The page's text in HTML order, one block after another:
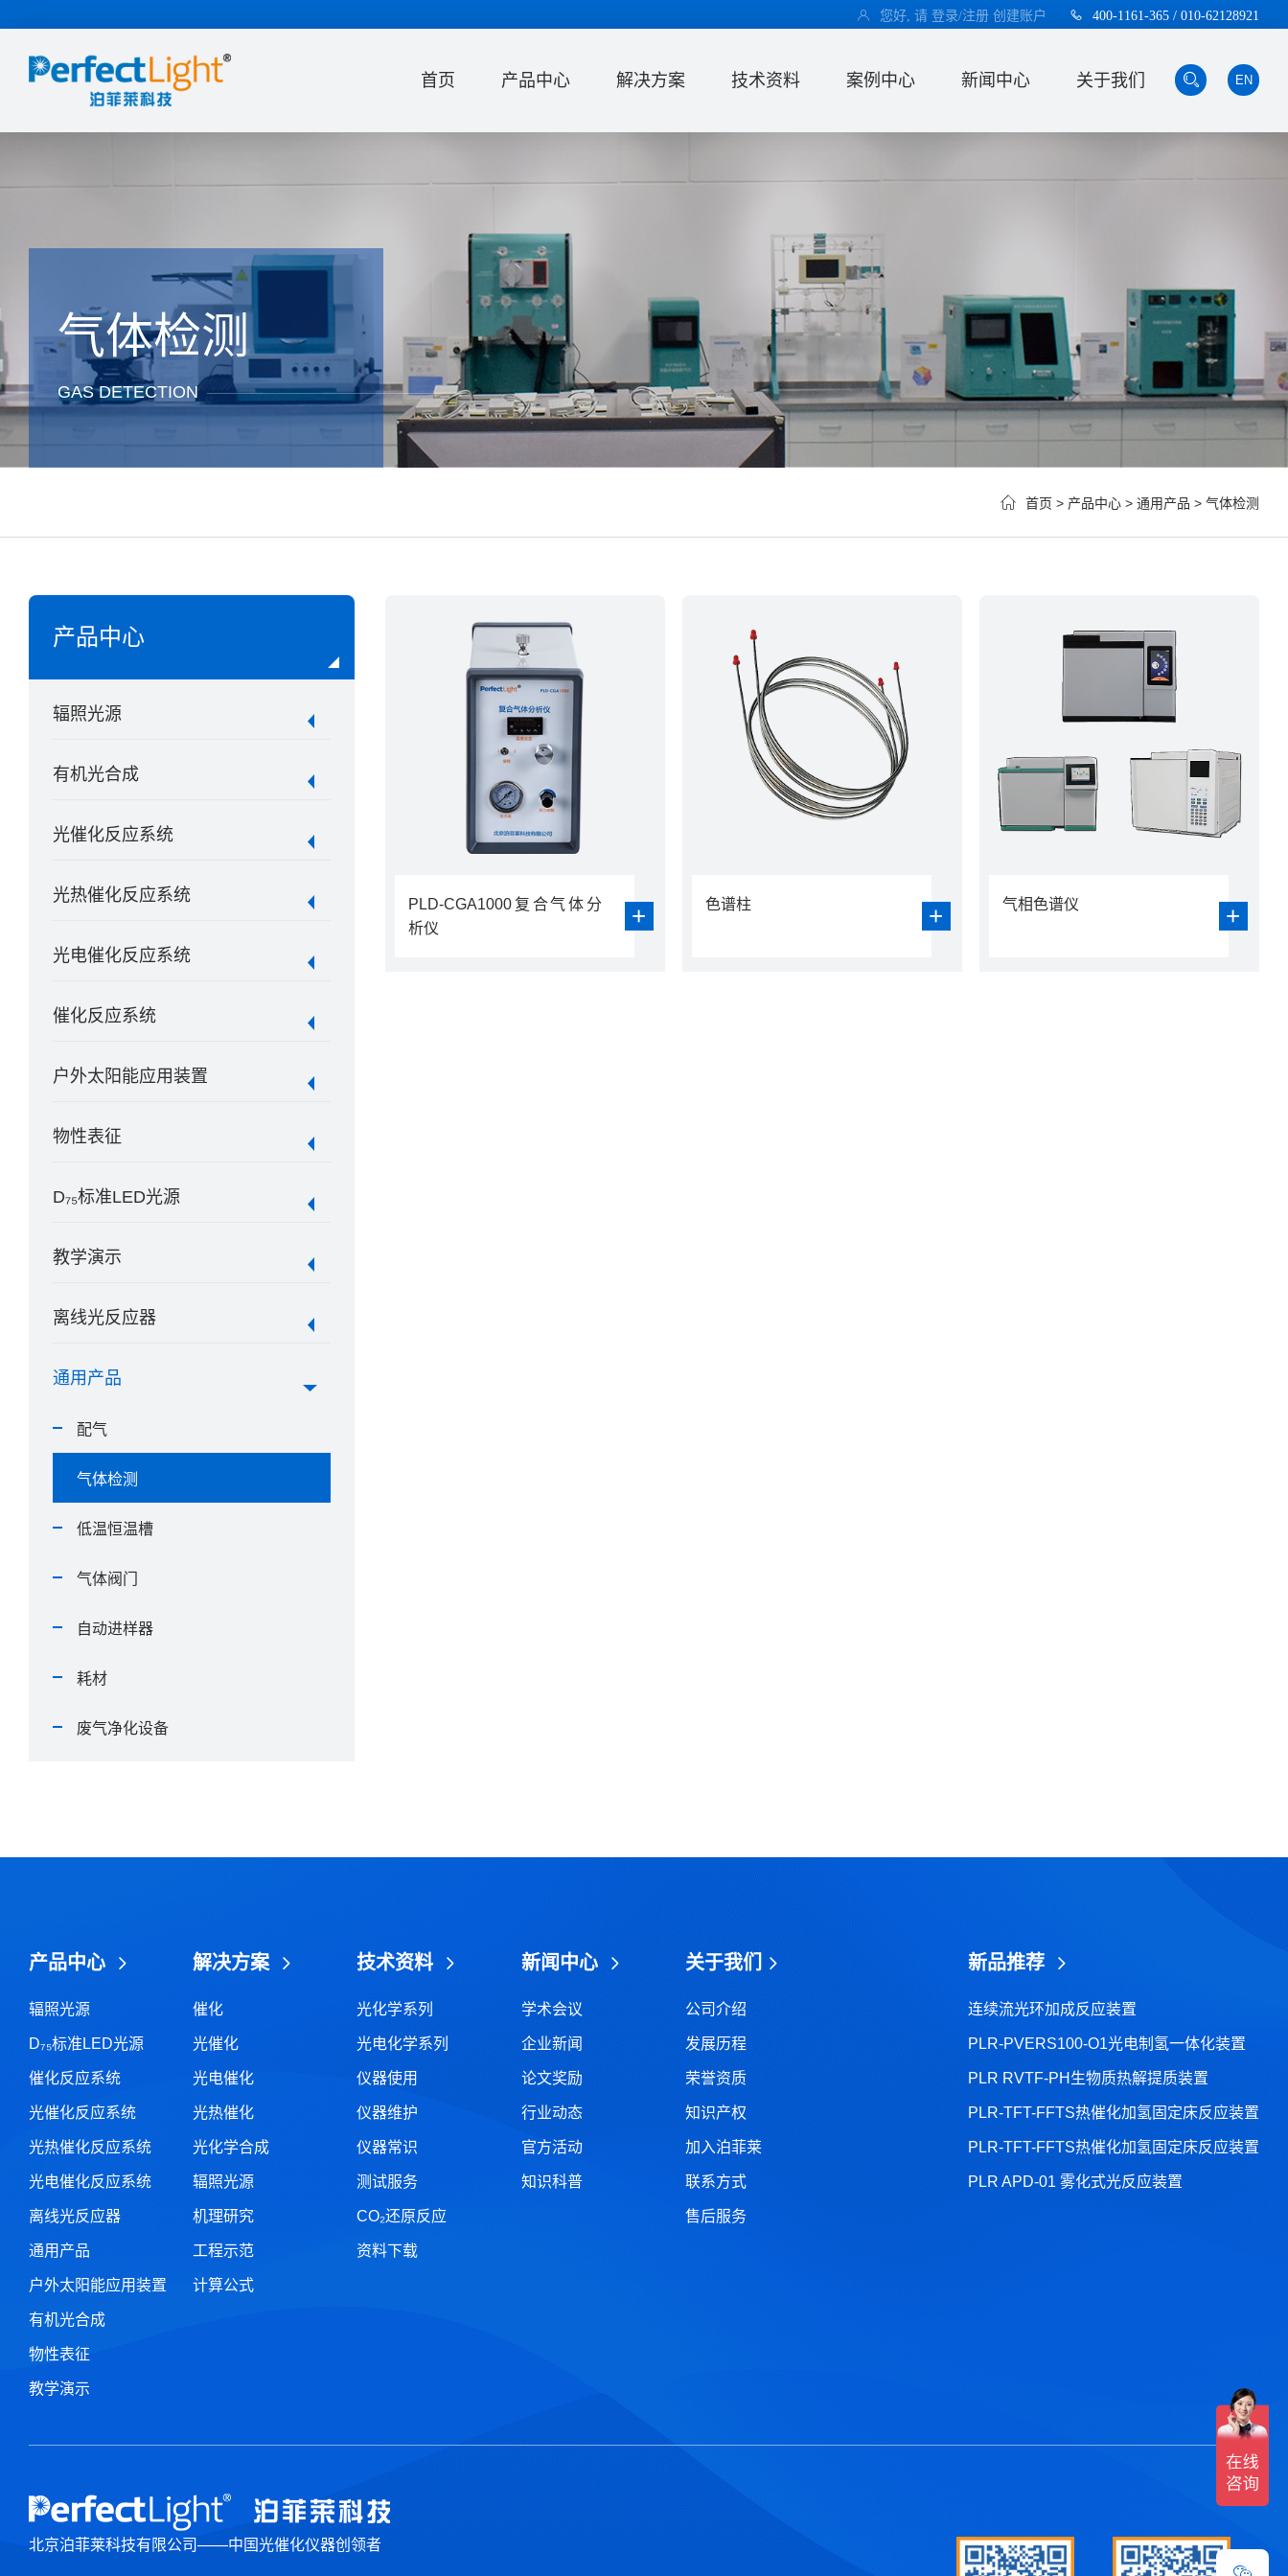
您好, 请 登录/注册 创建账户 400-1161-365 / 010-62128921
首页 产品中心 解决方案 技术资料 案例中心 新闻中心 关于我们 EN
气体检测
GAS DETECTION
首页 > 产品中心 > 通用产品 > 气体检测
产品中心
辐照光源
有机光合成
光催化反应系统
光热催化反应系统
光电催化反应系统
催化反应系统
户外太阳能应用装置
物性表征
D₇₅标准LED光源
教学演示
离线光反应器
通用产品
配气
气体检测
低温恒温槽
气体阀门
自动进样器
耗材
废气净化设备
PLD-CGA1000复合气体分
析仪
+ 色谱柱 + 气相色谱仪 +
产品中心
辐照光源
D₇₅标准LED光源
催化反应系统
光催化反应系统
光热催化反应系统
光电催化反应系统
离线光反应器
通用产品
户外太阳能应用装置
有机光合成
物性表征
教学演示
解决方案
催化
光催化
光电催化
光热催化
光化学合成
辐照光源
机理研究
工程示范
计算公式
技术资料
光化学系列
光电化学系列
仪器使用
仪器维护
仪器常识
测试服务
CO₂还原反应
资料下载
新闻中心
学术会议
企业新闻
论文奖励
行业动态
官方活动
知识科普
关于我们
公司介绍
发展历程
荣誉资质
知识产权
加入泊菲莱
联系方式
售后服务
新品推荐
连续流光环加成反应装置
PLR-PVERS100-O1光电制氢一体化装置
PLR RVTF-PH生物质热解提质装置
PLR-TFT-FFTS热催化加氢固定床反应装置
PLR-TFT-FFTS热催化加氢固定床反应装置
PLR APD-01 雾化式光反应装置
北京泊菲莱科技有限公司——中国光催化仪器创领者